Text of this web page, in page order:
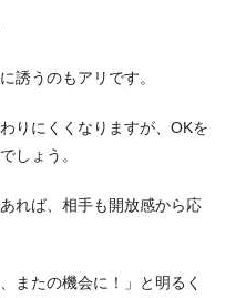
誘うのもアリです。
りにくくなりますが、OKを
しょう。
れば、相手も開放感から応
またの機会に！」と明るく